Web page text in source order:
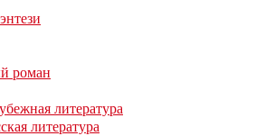
роман
литература
литература